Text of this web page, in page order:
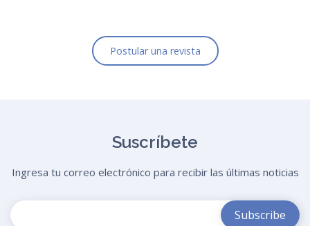
Postular una revista
Suscríbete
Ingresa tu correo electrónico para recibir las últimas noticias